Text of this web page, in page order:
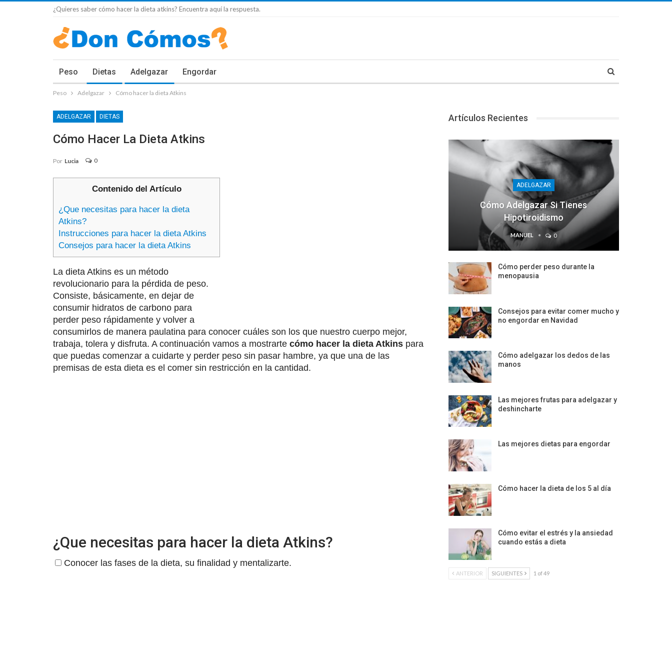
¿Quieres saber cómo hacer la dieta atkins? Encuentra aquí la respuesta.
Peso Dietas Adelgazar Engordar
Peso Adelgazar Cómo hacer la dieta Atkins
ADELGAZAR DIETAS
Cómo Hacer La Dieta Atkins
Por Lucia 0
Contenido del Artículo
¿Que necesitas para hacer la dieta
Atkins?
Instrucciones para hacer la dieta Atkins
Consejos para hacer la dieta Atkins
La dieta Atkins es un método
revolucionario para la pérdida de peso.
Consiste, básicamente, en dejar de
consumir hidratos de carbono para
perder peso rápidamente y volver a
consumirlos de manera paulatina para conocer cuáles son los que nuestro cuerpo mejor,
trabaja, tolera y disfruta. A continuación vamos a mostrarte cómo hacer la dieta Atkins para
que puedas comenzar a cuidarte y perder peso sin pasar hambre, ya que una de las
premisas de esta dieta es el comer sin restricción en la cantidad.
¿Que necesitas para hacer la dieta Atkins?
Conocer las fases de la dieta, su finalidad y mentalizarte.
Artículos Recientes
ADELGAZAR
Cómo Adelgazar Si Tienes
Hipotiroidismo
MANUEL 0
Cómo perder peso durante la
menopausia
Consejos para evitar comer mucho y
no engordar en Navidad
Cómo adelgazar los dedos de las
manos
Las mejores frutas para adelgazar y
deshincharte
Las mejores dietas para engordar
Cómo hacer la dieta de los 5 al día
Cómo evitar el estrés y la ansiedad
cuando estás a dieta
ANTERIOR SIGUIENTES 1 of 49